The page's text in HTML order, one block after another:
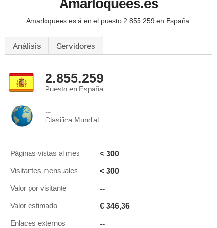
Amarloquees.es
Amarloquees está en el puesto 2.855.259 en España.
Análisis Servidores
2.855.259
Puesto en España
--
Clasifica Mundial
Páginas vistas al mes < 300
Visitantes mensuales < 300
Valor por visitante --
Valor estimado € 346,36
Enlaces externos --